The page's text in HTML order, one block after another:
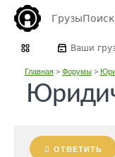
ГрузыПоиск
Ваши
Главная> Форумы>
ОТВЕТИТЬ